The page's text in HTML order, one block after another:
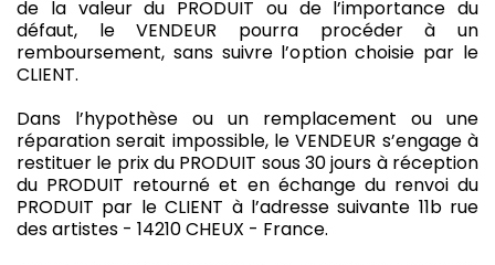
de la valeur du PRODUIT ou de l’importance du
défaut, le VENDEUR pourra procéder à un
remboursement, sans suivre l’option choisie par le
CLIENT.
Dans l’hypothèse ou un remplacement ou une
réparation serait impossible, le VENDEUR s’engage à
restituer le prix du PRODUIT sous 30 jours à réception
du PRODUIT retourné et en échange du renvoi du
PRODUIT par le CLIENT à l’adresse suivante 11b rue
des artistes - 14210 CHEUX - France.